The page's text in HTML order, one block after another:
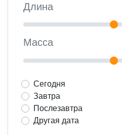
Длина
Масса
Сегодня
Завтра
Послезавтра
Другая дата